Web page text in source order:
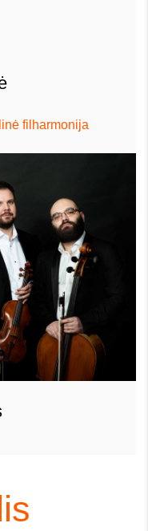
filharmonija